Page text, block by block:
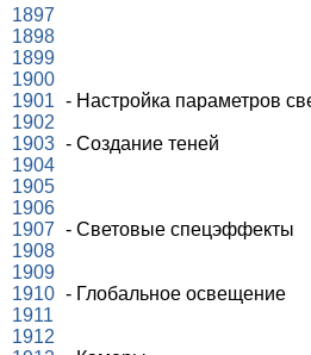
1897
1898
1899
1900
1901 - Настройка параметров
1902
1903 - Создание теней
1904
1905
1906
1907 - Световые спецэффекты
1908
1909
1910 - Глобальное освещение
1911
1912